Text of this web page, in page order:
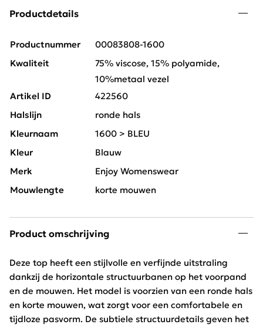
Productdetails
Productnummer
00083808-1600
Kwaliteit
75% viscose, 15% polyamide,
10%metaal vezel
Artikel ID
422560
Halslijn
ronde hals
Kleurnaam
1600 > BLEU
Kleur
Blauw
Merk
Enjoy Womenswear
Mouwlengte
korte mouwen
Product omschrijving
Deze top heeft een stijlvolle en verfijnde uitstraling
dankzij de horizontale structuurbanen op het voorpand
en de mouwen. Het model is voorzien van een ronde hals
en korte mouwen, wat zorgt voor een comfortabele en
tijdloze pasvorm. De subtiele structuurdetails geven het